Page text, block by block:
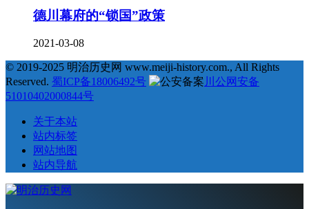
德川幕府的“锁国”政策
2021-03-08
© 2019-2025 明治历史网 www.meiji-history.com., All Rights
Reserved. 蜀ICP备18006492号
川公网安备
51010402000844号
关于本站
站内标签
网站地图
站内导航